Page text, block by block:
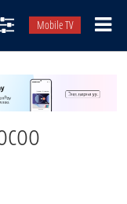
Mobile TV